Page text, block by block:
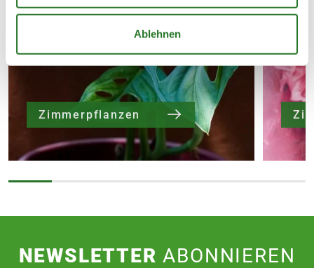
Ablehnen
Bitte beachte das Pflanzen nicht vor
Wochenenden oder Feiertagen verschickt
werden, um lange Standzeiten zu vermeiden.
Zimmerpflanzen
NEWSLETTERABONNIEREN